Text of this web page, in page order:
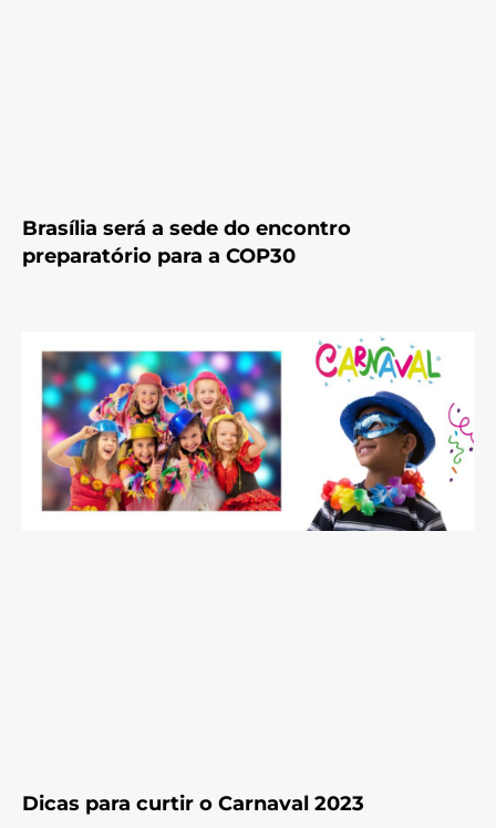
Brasília será a sede do encontro
preparatório para a COP30
Dicas para curtir o Carnaval 2023